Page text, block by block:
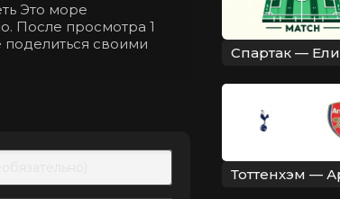
Это море
После просмотра 1
своими
Спартак —
Тоттенхэм —